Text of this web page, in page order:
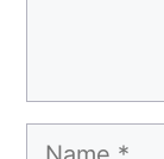
Name